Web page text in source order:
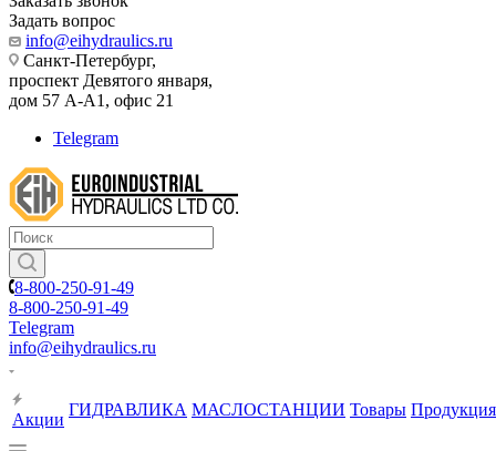
Задать вопрос
info@eihydraulics.ru
Санкт-Петербург,
проспект Девятого января,
дом 57 А-А1, офис 21
Telegram
8-800-250-91-49
8-800-250-91-49
Telegram
info@eihydraulics.ru
Акции
ГИДРАВЛИКА МАСЛОСТАНЦИИ Товары Продукция